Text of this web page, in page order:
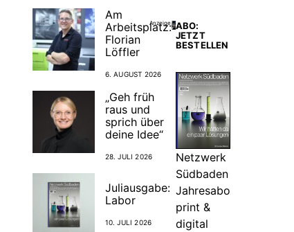
Am
Arbeitsplatz:
Florian
Löffler
6. AUGUST 2026
„Geh früh
raus und
sprich über
deine Idee“
28. JULI 2026
Juliausgabe:
Labor
10. JULI 2026
Anzeige
ABO:
JETZT
BESTELLEN
Netzwerk
Südbaden
Jahresabo
print &
digital